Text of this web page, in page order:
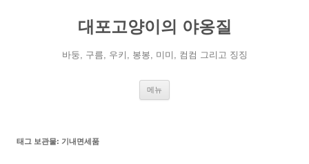
대포고양이의 야옹질
바둥, 구름, 우키, 봉봉, 미미, 컴컴 그리고 징징
메뉴
태그 보관물: 기내면세품